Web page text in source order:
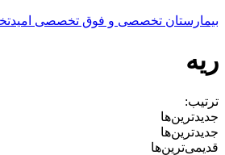
بیمارستان تخصصی و فوق تخصصی امید
ریه
ترتیب:
جدیدترین‌ها
جدیدترین‌ها
قدیمی‌ترین‌ها